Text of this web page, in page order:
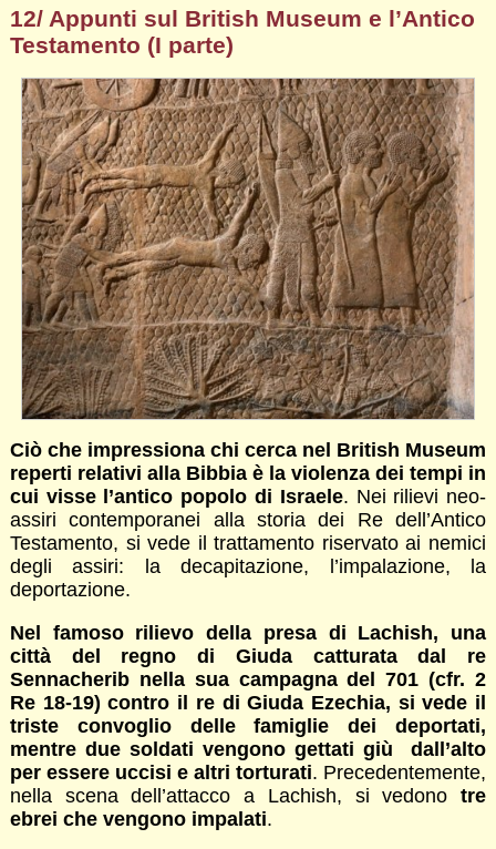
12/ Appunti sul British Museum e l’Antico
Testamento (I parte)
Ciò che impressiona chi cerca nel British Museum
reperti relativi alla Bibbia è la violenza dei tempi in
cui visse l’antico popolo di Israele. Nei rilievi neo-
assiri contemporanei alla storia dei Re dell’Antico
Testamento, si vede il trattamento riservato ai nemici
degli assiri: la decapitazione, l’impalazione, la
deportazione.
Nel famoso rilievo della presa di Lachish, una
città del regno di Giuda catturata dal re
Sennacherib nella sua campagna del 701 (cfr. 2
Re 18-19) contro il re di Giuda Ezechia, si vede il
triste convoglio delle famiglie dei deportati,
mentre due soldati vengono gettati giù dall’alto
per essere uccisi e altri torturati. Precedentemente,
nella scena dell’attacco a Lachish, si vedonotre
ebrei che vengono impalati.